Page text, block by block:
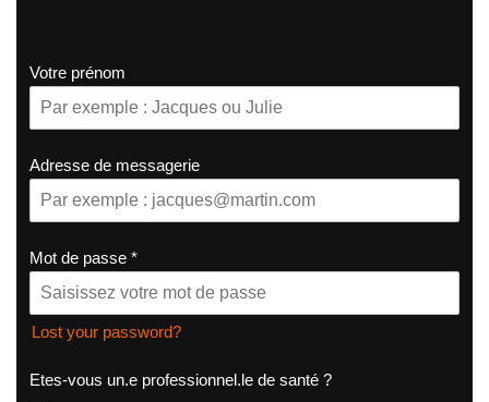
Votre prénom
Adresse de messagerie
Mot de passe *
Lost your password?
Etes-vous un.e professionnel.le de santé ?